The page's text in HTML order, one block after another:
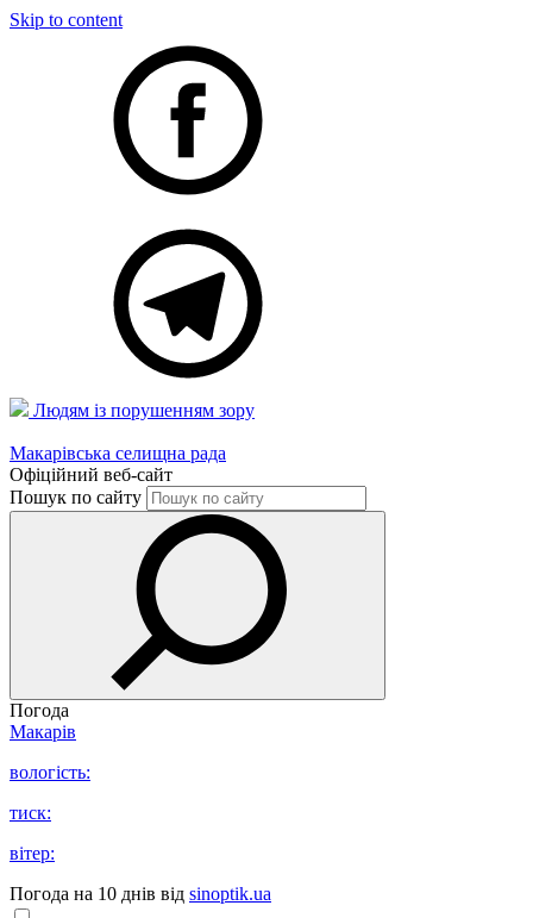
Skip to content
Людям із порушенням зору
Макарівська селищна рада
Офіційний веб-сайт
Пошук по сайту
Погода
Макарів
вологість:
тиск:
вітер:
Погода на 10 днів від sinoptik.ua